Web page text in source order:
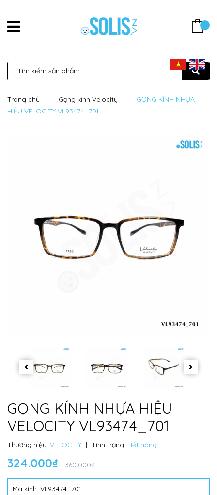
Trang chủ Gọng kính Velocity
GỌNG KÍNH NHỰA
HIỆU VELOCITY VL93474_701
GỌNG KÍNH NHỰA HIỆU
VELOCITY VL93474_701
Thương hiệu: VELOCITY | Tình trạng: Hết hàng
324.000₫ 360.000₫
Mã kính: VL93474_701